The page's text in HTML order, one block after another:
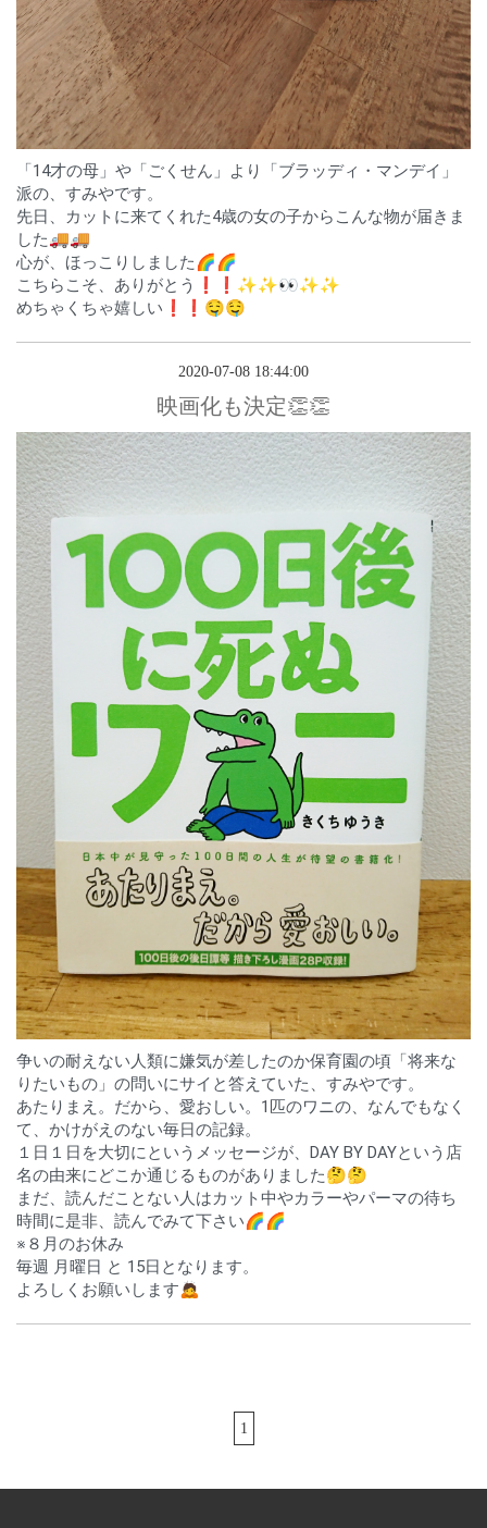
「14才の母」や「ごくせん」より「ブラッディ・マンデイ」
派の、すみやです。
先日、カットに来てくれた4歳の女の子からこんな物が届きま
した🚚🚚
心が、ほっこりしました🌈🌈
こちらこそ、ありがとう❗❗✨✨👀✨✨
めちゃくちゃ嬉しい❗❗🤤🤤
2020-07-08 18:44:00
映画化も決定👏👏
争いの耐えない人類に嫌気が差したのか保育園の頃「将来な
りたいもの」の問いにサイと答えていた、すみやです。
あたりまえ。だから、愛おしい。1匹のワニの、なんでもなく
て、かけがえのない毎日の記録。
１日１日を大切にというメッセージが、DAY BY DAYという店
名の由来にどこか通じるものがありました🤔🤔
まだ、読んだことない人はカット中やカラーやパーマの待ち
時間に是非、読んでみて下さい🌈🌈
※８月のお休み
毎週 月曜日 と 15日となります。
よろしくお願いします🙇
1